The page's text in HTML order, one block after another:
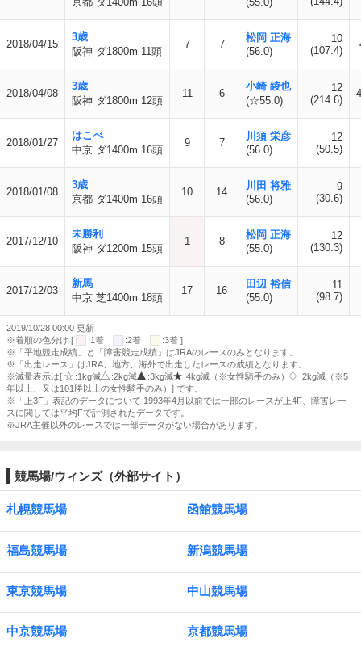
2018/04/15
3歳
阪神 ダ1800m 11頭
7 7
松岡 正海
(56.0)
10
(107.4)
2018/04/08
3歳
阪神 ダ1800m 12頭
11 6
小崎 綾也
(☆55.0)
12
(214.6)
2018/01/27
はこべ
中京 ダ1400m 16頭
9 7
川須 栄彦
(56.0)
12
(50.5)
2018/01/08
3歳
京都 ダ1400m 16頭
10 14
川田 将雅
(56.0)
9
(30.6)
2017/12/10
未勝利
阪神 ダ1200m 15頭
1 8
松岡 正海
(55.0)
12
(130.3)
2017/12/03
新馬
中京 芝1400m 18頭
17 16
田辺 裕信
(55.0)
11
(98.7)
2019/10/28 00:00 更新
※着順の色分け [
:1着 :2着
:3着 ]
※「平地競走成績」と「障害競走成績」はJRAのレースのみとなります。
※「出走レース」はJRA、地方、海外で出走したレースの成績となります。
※減量表示は[
:1kg減 :2kg減 :3kg減 :4kg減（※女性騎手のみ）
:2kg減（※5
年以上、又は101勝以上の女性騎手のみ）] です。
※「上3F」表記のデータについて 1993年4月以前では一部のレースが上4F、障害レー
スに関しては平均Fで計測されたデータです。
※JRA主催以外のレースでは一部データがない場合があります。
競馬場/ウィンズ（外部サイト）
札幌競馬場 函館競馬場
福島競馬場 新潟競馬場
東京競馬場 中山競馬場
中京競馬場 京都競馬場